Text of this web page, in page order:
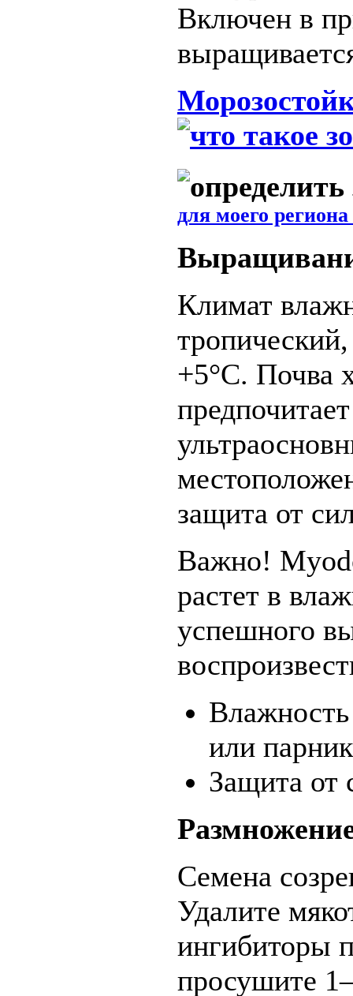
Включен в
для моего
Климат
+5°C. Почва
защита от
Важно!
растет в
успешного
или
Защита от
Семена
Удалите
ингибиторы
просушите